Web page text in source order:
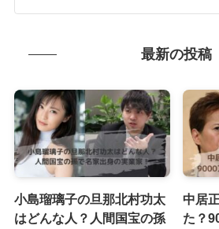
最新の投稿
小島瑠璃子の旦那北村功太
はどんな人？人間国宝の孫
中居
た？